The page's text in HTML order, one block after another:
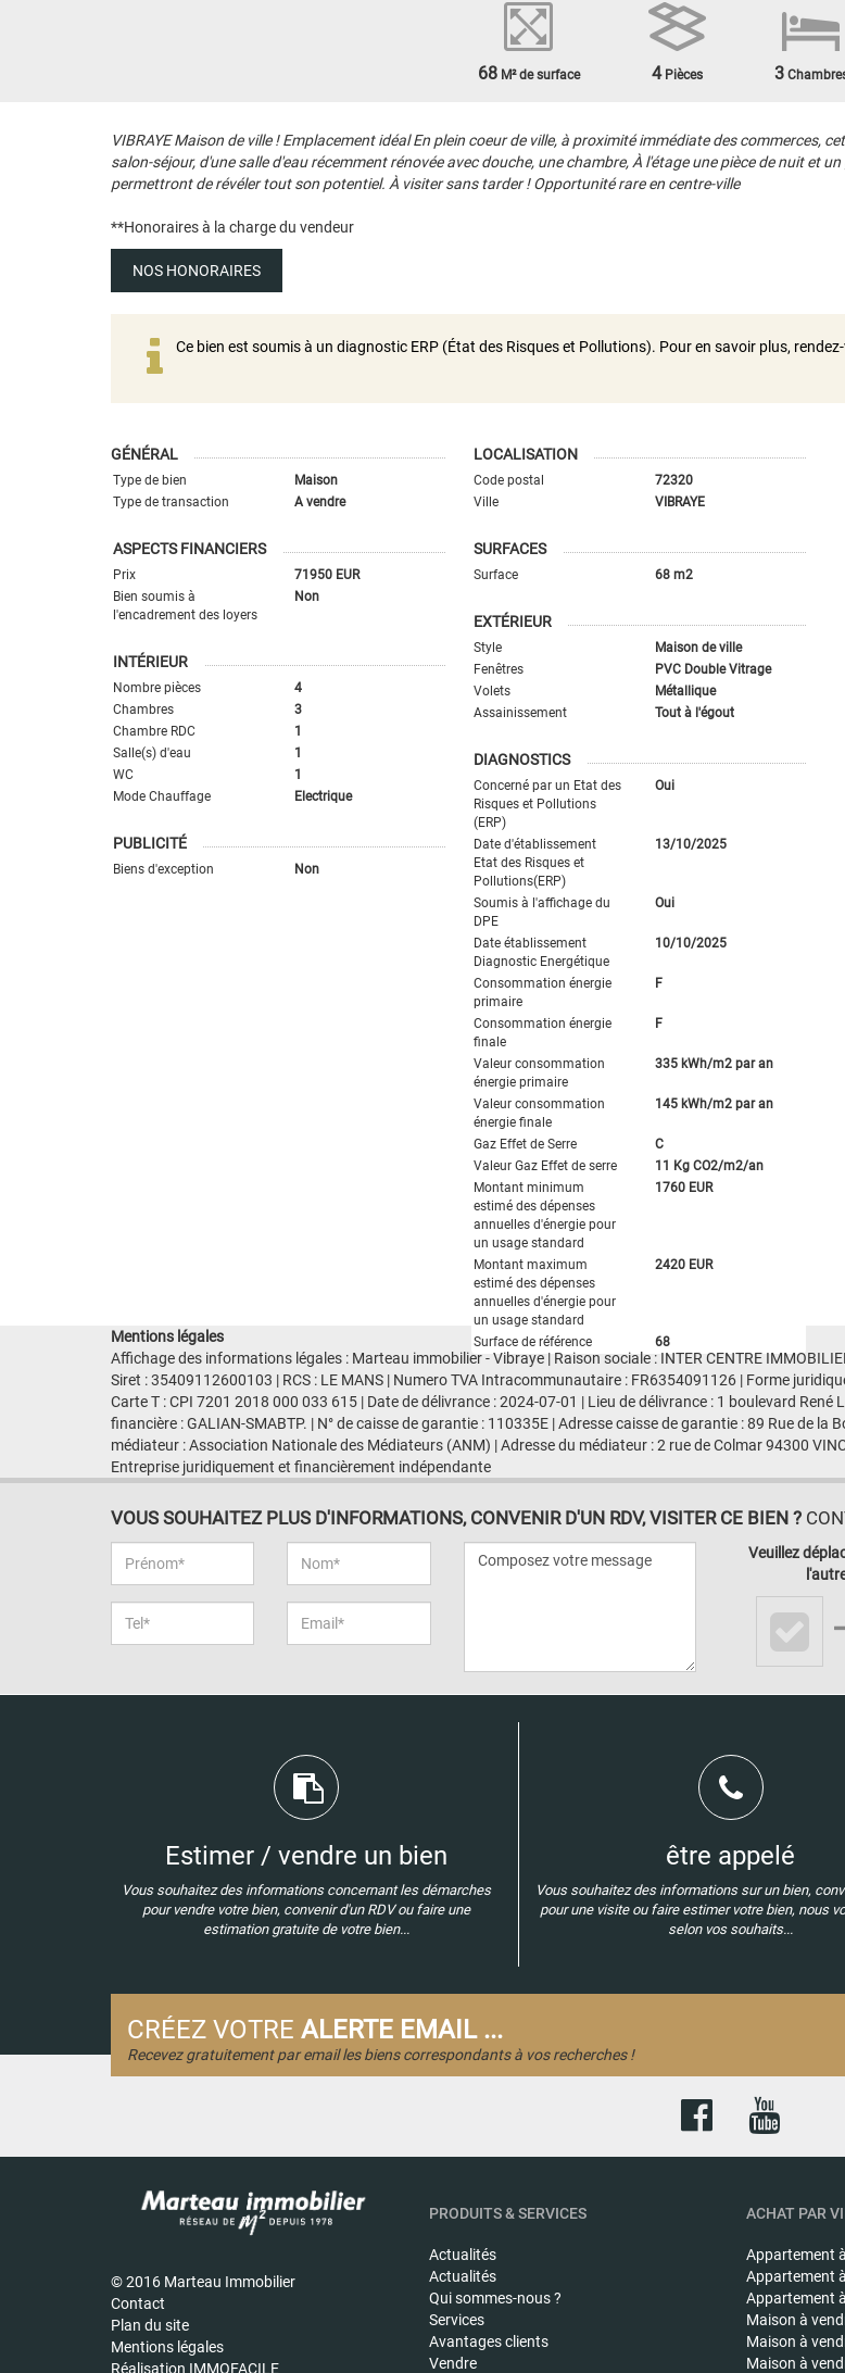
68M² de surface 4Pièces 3
VIBRAYE Maison de ville ! Emplacement idéal En plein coeur de ville, à proximité immédiate des commerces,
salon-séjour, d'une salle d'eau récemment rénovée avec douche, une chambre, À l'étage une pièce de nuit et
permettront de révéler tout son potentiel. À visiter sans tarder ! Opportunité rare en centre-ville
**Honoraires à la charge du vendeur
NOS HONORAIRES
Ce bien est soumis à un diagnostic ERP (État des Risques et Pollutions). Pour en savoir plus,
GÉNÉRAL
Type de bien
Maison
Type de transaction
A vendre
LOCALISATION
Code postal
72320
Ville
VIBRAYE
ASPECTS FINANCIERS
Prix
71950 EUR
Bien soumis à
l'encadrement des loyers
Non
SURFACES
Surface 68 m2
EXTÉRIEUR
Style
Maison de ville
Fenêtres
PVC Double Vitrage
Volets
Métallique
Assainissement
Tout à l'égout
INTÉRIEUR
Nombre pièces
4
Chambres
3
Chambre RDC
1
Salle(s) d'eau
1
WC
1
Mode Chauffage
Electrique
DIAGNOSTICS
Concerné par un Etat des
Risques et Pollutions
(ERP)
Oui
Date d'établissement
Etat des Risques et
Pollutions(ERP)
13/10/2025
Soumis à l'affichage du
DPE
Oui
Date établissement
Diagnostic Energétique
10/10/2025
Consommation énergie
primaire
F
Consommation énergie
finale
F
Valeur consommation
énergie primaire
335 kWh/m2 par an
Valeur consommation
énergie finale
145 kWh/m2 par an
Gaz Effet de Serre
C
Valeur Gaz Effet de serre
11 Kg CO2/m2/an
Montant minimum
estimé des dépenses
annuelles d'énergie pour
un usage standard
1760 EUR
Montant maximum
estimé des dépenses
annuelles d'énergie pour
un usage standard
2420 EUR
Surface de référence 68
PUBLICITÉ
Biens d'exception Non
Mentions légales
Affichage des informations légales : Marteau immobilier - Vibraye | Raison sociale : INTER CENTRE
Siret : 35409112600103 | RCS : LE MANS | Numero TVA Intracommunautaire : FR6354091126 | Forme
Carte T : CPI 7201 2018 000 033 615 | Date de délivrance : 2024-07-01 | Lieu de délivrance : 1 boulevard
financière : GALIAN-SMABTP. | N° de caisse de garantie : 110335E | Adresse caisse de garantie : 89 Rue de
médiateur : Association Nationale des Médiateurs (ANM) | Adresse du médiateur : 2 rue de Colmar 94300
Entreprise juridiquement et financièrement indépendante
VOUS SOUHAITEZ PLUS D'INFORMATIONS, CONVENIR D'UN RDV, VISITER CE BIEN ?
Veuillez
Estimer / vendre un bien
Vous souhaitez des informations concernant les démarches
pour vendre votre bien, convenir d'un RDV ou faire une
estimation gratuite de votre bien...
être appelé
Vous souhaitez des informations sur un bien,
pour une visite ou faire estimer votre bien, nous
selon vos souhaits...
CRÉEZ VOTRE ALERTE EMAIL ...
Recevez gratuitement par email les biens correspondants à vos recherches !
© 2016 Marteau Immobilier
Contact
Plan du site
Mentions légales
Réalisation IMMOFACILE
PRODUITS & SERVICES
Actualités
Actualités
Qui sommes-nous ?
Services
Avantages clients
Vendre
ACHAT PAR
Appartement
Appartement
Appartement
Maison à
Maison à
Maison à